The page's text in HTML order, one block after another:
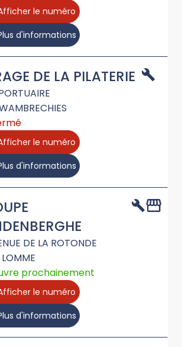
le numéro
d'informations
DE LA PILATERIE
le numéro
d'informations
DE LA ROTONDE
LOMME
prochainement
le numéro
d'informations